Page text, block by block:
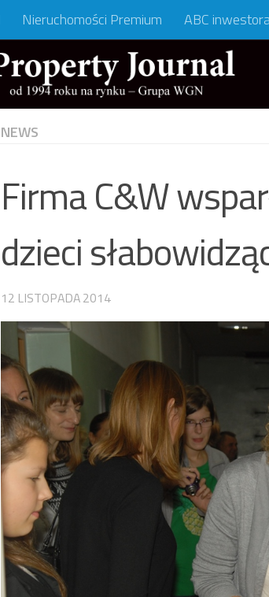
Nieruchomości Premium ABC
NEWS
Firma C&W
dzieci
12 LISTOPADA 2014